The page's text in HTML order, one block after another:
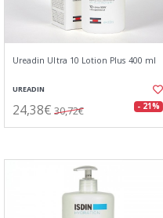
Ureadin Ultra 10 Lotion Plus 400 ml
UREADIN
24,38€ 30,72€ - 21%